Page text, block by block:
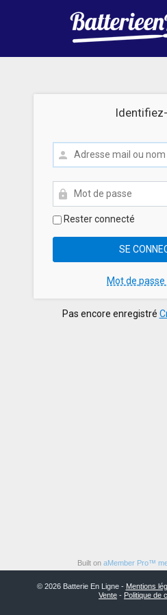
Rester connecté
Mot de passe
Pas encore enregistré
Built on aMember Pro™
© 2026 Batterie En Ligne - Mentions
Vente - Politique de